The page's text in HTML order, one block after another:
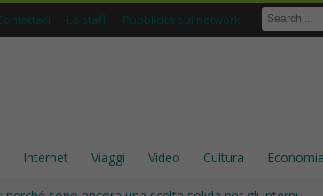
Lo staff Pubblicità sul network
Internet Viaggi Video Cultura